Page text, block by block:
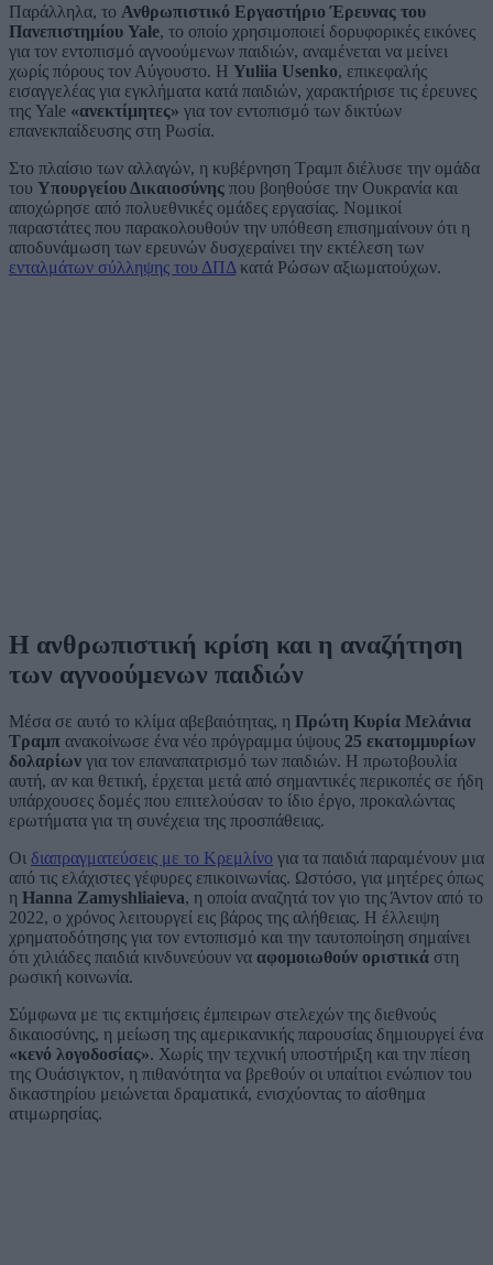
Παράλληλα, το Ανθρωπιστικό Εργαστήριο Έρευνας του
Πανεπιστημίου Yale, το οποίο χρησιμοποιεί δορυφορικές εικόνες
για τον εντοπισμό αγνοούμενων παιδιών, αναμένεται να μείνει
χωρίς πόρους τον Αύγουστο. Η Yuliia Usenko, επικεφαλής
εισαγγελέας για εγκλήματα κατά παιδιών, χαρακτήρισε τις έρευνες
της Yale «ανεκτίμητες» για τον εντοπισμό των δικτύων
επανεκπαίδευσης στη Ρωσία.
Στο πλαίσιο των αλλαγών, η κυβέρνηση Τραμπ διέλυσε την ομάδα
του Υπουργείου Δικαιοσύνης που βοηθούσε την Ουκρανία και
αποχώρησε από πολυεθνικές ομάδες εργασίας. Νομικοί
παραστάτες που παρακολουθούν την υπόθεση επισημαίνουν ότι η
αποδυνάμωση των ερευνών δυσχεραίνει την εκτέλεση των
ενταλμάτων σύλληψης του ΔΠΔ κατά Ρώσων αξιωματούχων.
Η ανθρωπιστική κρίση και η αναζήτηση
των αγνοούμενων παιδιών
Μέσα σε αυτό το κλίμα αβεβαιότητας, η Πρώτη Κυρία Μελάνια
Τραμπ ανακοίνωσε ένα νέο πρόγραμμα ύψους 25 εκατομμυρίων
δολαρίων για τον επαναπατρισμό των παιδιών. Η πρωτοβουλία
αυτή, αν και θετική, έρχεται μετά από σημαντικές περικοπές σε ήδη
υπάρχουσες δομές που επιτελούσαν το ίδιο έργο, προκαλώντας
ερωτήματα για τη συνέχεια της προσπάθειας.
Οι διαπραγματεύσεις με το Κρεμλίνο για τα παιδιά παραμένουν μια
από τις ελάχιστες γέφυρες επικοινωνίας. Ωστόσο, για μητέρες όπως
η Hanna Zamyshliaieva, η οποία αναζητά τον γιο της Άντον από το
2022, ο χρόνος λειτουργεί εις βάρος της αλήθειας. Η έλλειψη
χρηματοδότησης για τον εντοπισμό και την ταυτοποίηση σημαίνει
ότι χιλιάδες παιδιά κινδυνεύουν να αφομοιωθούν οριστικά στη
ρωσική κοινωνία.
Σύμφωνα με τις εκτιμήσεις έμπειρων στελεχών της διεθνούς
δικαιοσύνης, η μείωση της αμερικανικής παρουσίας δημιουργεί ένα
«κενό λογοδοσίας». Χωρίς την τεχνική υποστήριξη και την πίεση
της Ουάσιγκτον, η πιθανότητα να βρεθούν οι υπαίτιοι ενώπιον του
δικαστηρίου μειώνεται δραματικά, ενισχύοντας το αίσθημα
ατιμωρησίας.